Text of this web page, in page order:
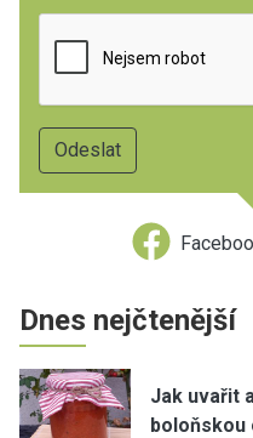
Dnes nejčtenější
Jak uvařit
boloňskou